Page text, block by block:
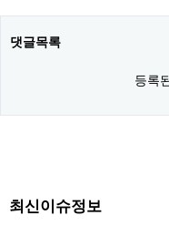
댓글목록
등록
최신이슈정보